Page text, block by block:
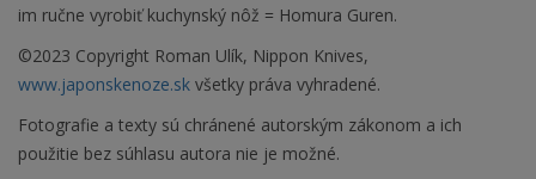
im ručne vyrobiť kuchynský nôž = Homura Guren.
©2023 Copyright Roman Ulík, Nippon Knives,
www.japonskenoze.sk všetky práva vyhradené.
Fotografie a texty sú chránené autorským zákonom a ich
použitie bez súhlasu autora nie je možné.